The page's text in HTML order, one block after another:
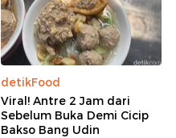
detikFood
Viral! Antre 2 Jam dari
Sebelum Buka Demi Cicip
Bakso Bang Udin